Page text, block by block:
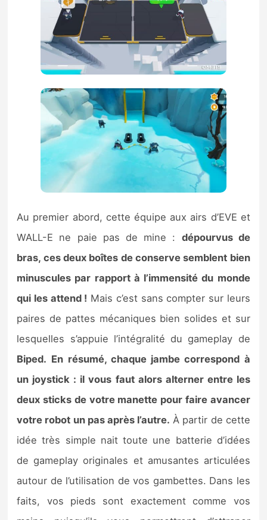
Au premier abord, cette équipe aux airs d’EVE et
WALL-E ne paie pas de mine : dépourvus de
bras, ces deux boîtes de conserve semblent bien
minuscules par rapport à l’immensité du monde
qui les attend ! Mais c’est sans compter sur leurs
paires de pattes mécaniques bien solides et sur
lesquelles s’appuie l’intégralité du gameplay de
Biped. En résumé, chaque jambe correspond à
un joystick : il vous faut alors alterner entre les
deux sticks de votre manette pour faire avancer
votre robot un pas après l’autre. À partir de cette
idée très simple nait toute une batterie d’idées
de gameplay originales et amusantes articulées
autour de l’utilisation de vos gambettes. Dans les
faits, vos pieds sont exactement comme vos